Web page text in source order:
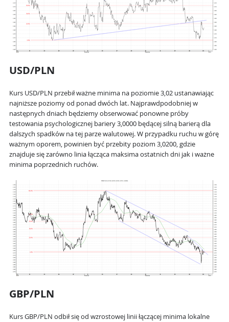
USD/PLN
Kurs USD/PLN przebił ważne minima na poziomie 3,02 ustanawiając
najniższe poziomy od ponad dwóch lat. Najprawdpodobniej w
następnych dniach będziemy obserwować ponowne próby
testowania psychologicznej bariery 3,0000 będącej silną barierą dla
dalszych spadków na tej parze walutowej. W przypadku ruchu w górę
ważnym oporem, powinien być przebity poziom 3,0200, gdzie
znajduje się zarówno linia łącząca maksima ostatnich dni jak i ważne
minima poprzednich ruchów.
GBP/PLN
Kurs GBP/PLN odbił się od wzrostowej linii łączącej minima lokalne